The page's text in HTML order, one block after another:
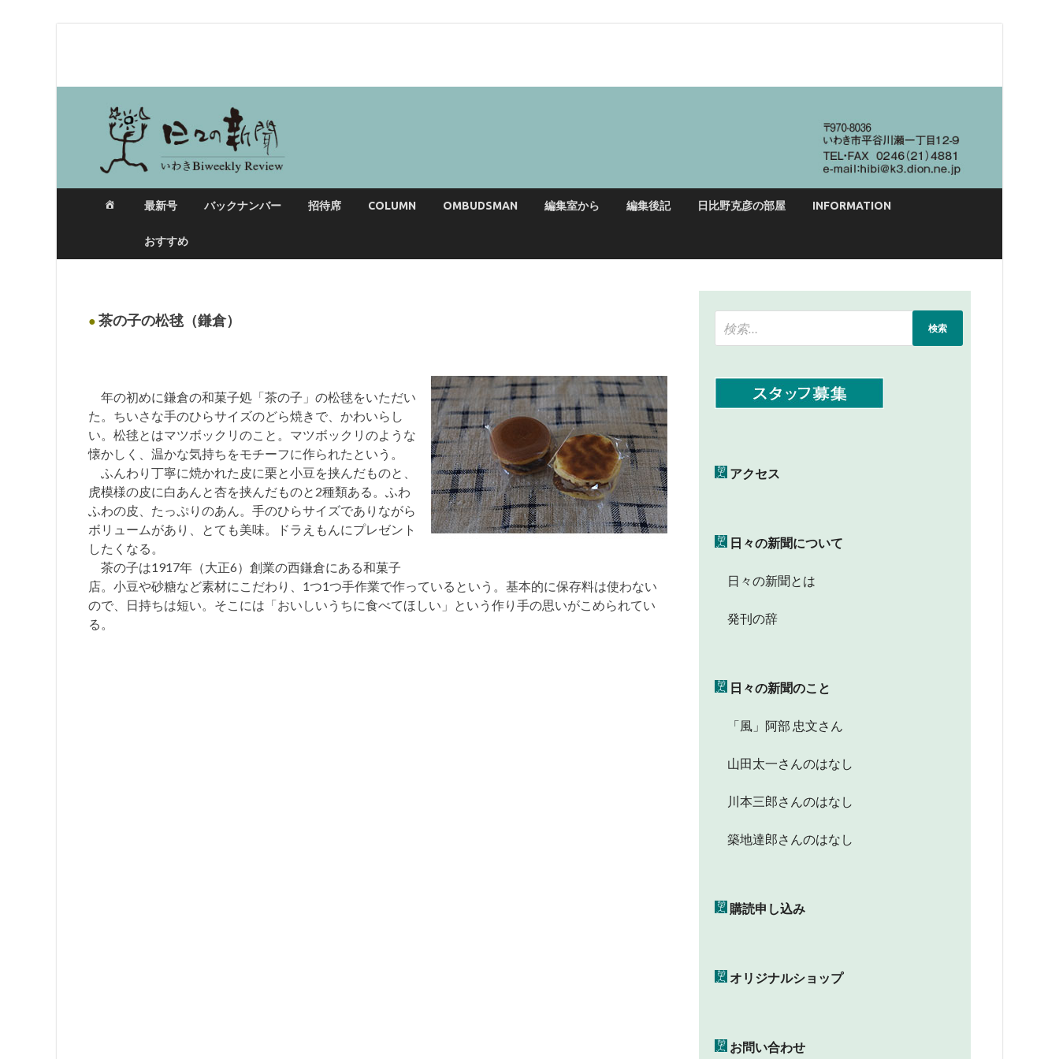
日々の新聞
最新号 バックナンバー 招待席 COLUMN OMBUDSMAN 編集室から 編集後記 日比野克彦の部屋 INFORMATION
おすすめ
● 茶の子の松毬（鎌倉）
年の初めに鎌倉の和菓子処「茶の子」の松毬をいただい
た。ちいさな手のひらサイズのどら焼きで、かわいらし
い。松毬とはマツボックリのこと。マツボックリのような
懐かしく、温かな気持ちをモチーフに作られたという。
ふんわり丁寧に焼かれた皮に栗と小豆を挟んだものと、
虎模様の皮に白あんと杏を挟んだものと2種類ある。ふわ
ふわの皮、たっぷりのあん。手のひらサイズでありながら
ボリュームがあり、とても美味。ドラえもんにプレゼント
したくなる。
茶の子は1917年（大正6）創業の西鎌倉にある和菓子
店。小豆や砂糖など素材にこだわり、1つ1つ手作業で作っているという。基本的に保存料は使わない
ので、日持ちは短い。そこには「おいしいうちに食べてほしい」という作り手の思いがこめられてい
る。
アクセス
日々の新聞について
日々の新聞とは
発刊の辞
日々の新聞のこと
「風」阿部 忠文さん
山田太一さんのはなし
川本三郎さんのはなし
築地達郎さんのはなし
購読申し込み
オリジナルショップ
お問い合わせ